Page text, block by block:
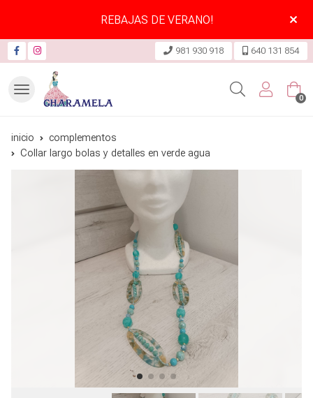
REBAJAS DE VERANO!
981 930 918 640 131 854
Buscar 0
inicio
complementos
Collar largo bolas y detalles en verde agua